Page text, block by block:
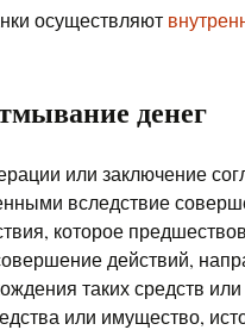
осуществляют
денег
или заключение
вследствие
которое
действий,
таких средств
или имущество,